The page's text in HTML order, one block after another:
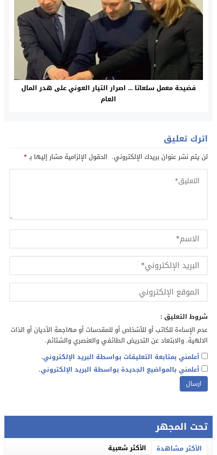
فضيحة معمل سلعاتا … اصرار التيار العوني على هدر المال
العام
اترك تعليق
لن يتم نشر عنوان بريدك الإلكتروني. الحقول الإلزامية مشار إليها بـ*
شروط التعليق :
عدم الإساءة للكاتب أو للأشخاص أو للمقدسات أو مهاجمة الأديان أو الذات
الالهية. والابتعاد عن التحريض الطائفي والعنصري والشتائم.
أعلمني بمتابعة التعليقات بواسطة البريد الإلكتروني.
أعلمني بالمواضيع الجديدة بواسطة البريد الإلكتروني.
تحت المجهر
الأكثر مشاهدة الأكثر شعبية